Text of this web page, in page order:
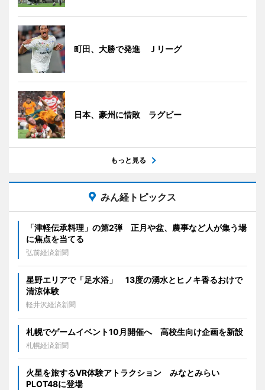
町田、大勝で発進 Ｊリーグ
日本、豪州に惜敗 ラグビー
もっと見る
みん経トピックス
「津軽伝承料理」の第2弾 正月や盆、農事など人が集う場
に焦点を当てる
弘前経済新聞
星野エリアで「足水浴」 13度の湧水とヒノキ香るおけで
清涼体験
軽井沢経済新聞
札幌でゲームイベント10月開催へ 高校生向け企画を新設
札幌経済新聞
火星を旅するVR体験アトラクション みなとみらい
PLOT48に登場